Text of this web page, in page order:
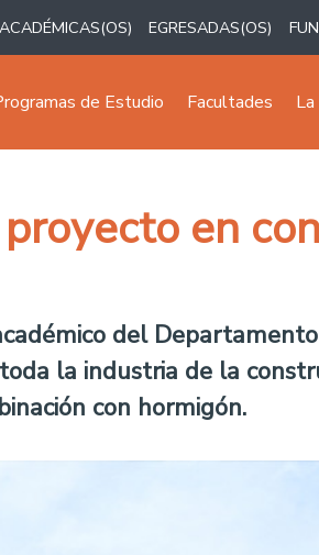
ACADÉMICAS(OS) EGRESADAS(OS)
de Estudio Facultades
en
del
la industria de la
con hormigón.